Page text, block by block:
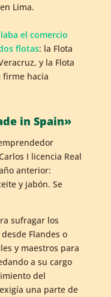
Lima.
el comercio
flotas: la Flota
y la Flota
firme hacia
in Spain»
I licencia Real
anterior:
y jabón. Se
sufragar los
Flandes o
y maestros para
a su cargo
del
una parte de